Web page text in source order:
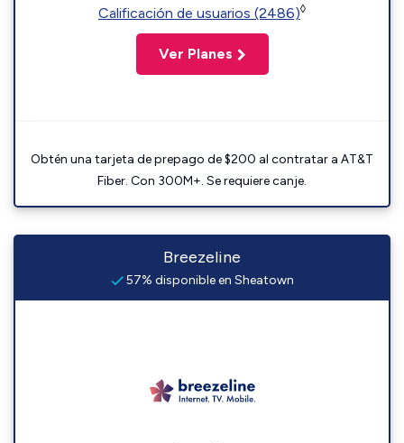
Calificación de usuarios (2486)◊
Ver Planes
Obtén una tarjeta de prepago de $200 al contratar a AT&T
Fiber. Con 300M+. Se requiere canje.
Breezeline
57% disponible en Sheatown